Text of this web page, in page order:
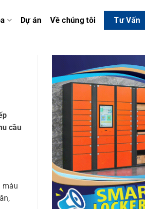
Dự án Về chúng tôi Tư Vấn
cầu
màu